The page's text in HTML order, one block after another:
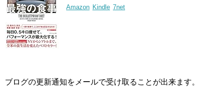
Amazon Kindle 7net
ブログの更新通知をメールで受け取ることが出来ます。